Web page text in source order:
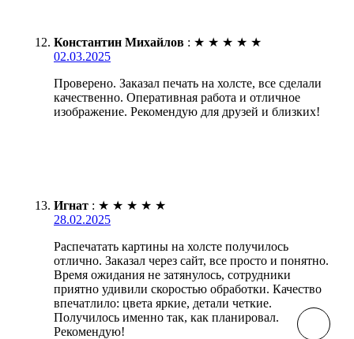
Константин Михайлов : ★ ★ ★ ★ ★
02.03.2025
Проверено. Заказал печать на холсте, все сделали
качественно. Оперативная работа и отличное
изображение. Рекомендую для друзей и близких!
Игнат : ★ ★ ★ ★ ★
28.02.2025
Распечатать картины на холсте получилось
отлично. Заказал через сайт, все просто и понятно.
Время ожидания не затянулось, сотрудники
приятно удивили скоростью обработки. Качество
впечатлило: цвета яркие, детали четкие.
Получилось именно так, как планировал.
Рекомендую!